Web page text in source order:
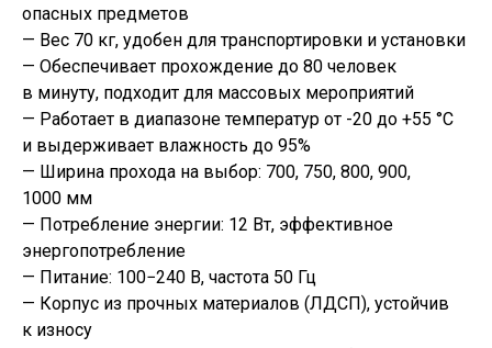
опасных предметов
— Вес 70 кг, удобен для транспортировки и установки
— Обеспечивает прохождение до 80 человек
в минуту, подходит для массовых мероприятий
— Работает в диапазоне температур от -20 до +55 °C
и выдерживает влажность до 95%
— Ширина прохода на выбор: 700, 750, 800, 900,
1000 мм
— Потребление энергии: 12 Вт, эффективное
энергопотребление
— Питание: 100−240 В, частота 50 Гц
— Корпус из прочных материалов (ЛДСП), устойчив
к износу